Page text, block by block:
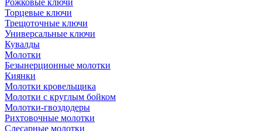
Рожковые ключи
Торцевые ключи
Трещоточные ключи
Универсальные ключи
Кувалды
Молотки
Безынерционные молотки
Киянки
Молотки кровельщика
Молотки с круглым бойком
Молотки-гвоздодеры
Рихтовочные молотки
Слесарные молотки